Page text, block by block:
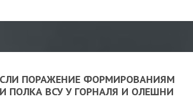
ПОРАЖЕНИЕ ФОРМИРОВАНИЯМ
ПОЛКА ВСУ У ГОРНАЛЯ И ОЛЕШНИ